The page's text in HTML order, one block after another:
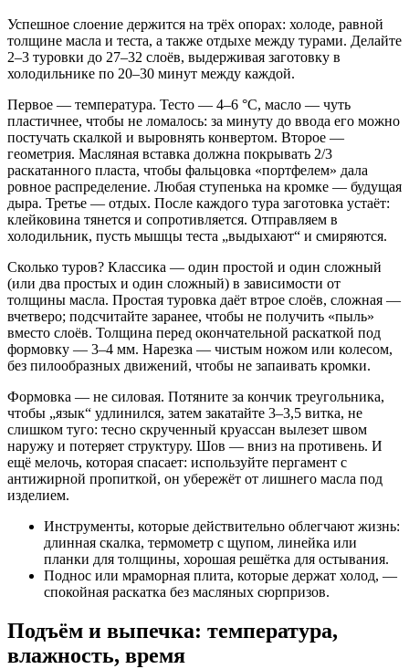
Успешное слоение держится на трёх опорах: холоде, равной
толщине масла и теста, а также отдыхе между турами. Делайте
2–3 туровки до 27–32 слоёв, выдерживая заготовку в
холодильнике по 20–30 минут между каждой.
Первое — температура. Тесто — 4–6 °C, масло — чуть
пластичнее, чтобы не ломалось: за минуту до ввода его можно
постучать скалкой и выровнять конвертом. Второе —
геометрия. Масляная вставка должна покрывать 2/3
раскатанного пласта, чтобы фальцовка «портфелем» дала
ровное распределение. Любая ступенька на кромке — будущая
дыра. Третье — отдых. После каждого тура заготовка устаёт:
клейковина тянется и сопротивляется. Отправляем в
холодильник, пусть мышцы теста „выдыхают“ и смиряются.
Сколько туров? Классика — один простой и один сложный
(или два простых и один сложный) в зависимости от
толщины масла. Простая туровка даёт втрое слоёв, сложная —
вчетверо; подсчитайте заранее, чтобы не получить «пыль»
вместо слоёв. Толщина перед окончательной раскаткой под
формовку — 3–4 мм. Нарезка — чистым ножом или колесом,
без пилообразных движений, чтобы не запаивать кромки.
Формовка — не силовая. Потяните за кончик треугольника,
чтобы „язык“ удлинился, затем закатайте 3–3,5 витка, не
слишком туго: тесно скрученный круассан вылезет швом
наружу и потеряет структуру. Шов — вниз на противень. И
ещё мелочь, которая спасает: используйте пергамент с
антижирной пропиткой, он убережёт от лишнего масла под
изделием.
Инструменты, которые действительно облегчают жизнь:
длинная скалка, термометр с щупом, линейка или
планки для толщины, хорошая решётка для остывания.
Поднос или мраморная плита, которые держат холод, —
спокойная раскатка без масляных сюрпризов.
Подъём и выпечка: температура,
влажность, время